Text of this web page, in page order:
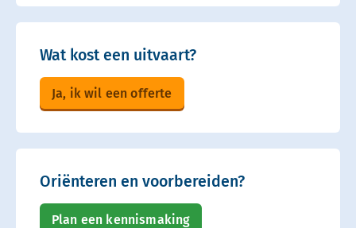
Wat kost een uitvaart?
Ja, ik wil een offerte
Oriënteren en voorbereiden?
Plan een kennismaking